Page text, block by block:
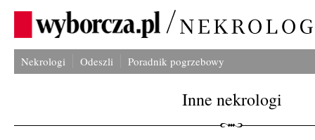
Nekrologi Odeszli Poradnik pogrzebowy
Inne nekrologi